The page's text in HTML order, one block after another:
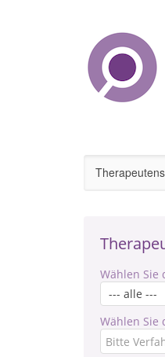
Wählen Sie
Wählen Sie